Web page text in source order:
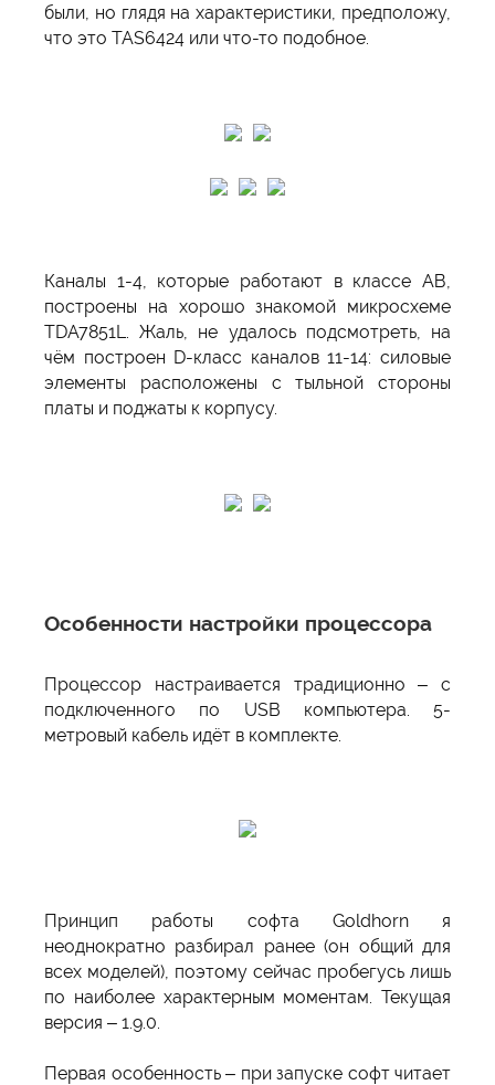
были, но глядя на характеристики, предположу,
что это TAS6424 или что-то подобное.
Каналы 1-4, которые работают в классе АВ,
построены на хорошо знакомой микросхеме
TDA7851L. Жаль, не удалось подсмотреть, на
чём построен D-класс каналов 11-14: силовые
элементы расположены с тыльной стороны
платы и поджаты к корпусу.
Особенности настройки процессора
Процессор настраивается традиционно – с
подключенного по USB компьютера. 5-
метровый кабель идёт в комплекте.
Принцип работы софта Goldhorn я
неоднократно разбирал ранее (он общий для
всех моделей), поэтому сейчас пробегусь лишь
по наиболее характерным моментам. Текущая
версия – 1.9.0.
Первая особенность – при запуске софт читает